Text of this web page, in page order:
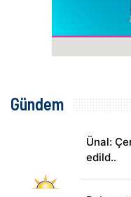
Gündem
Ünal:
edild..